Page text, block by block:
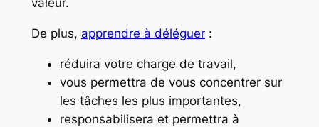
valeur.
De plus, apprendre à déléguer:
réduira votre charge de travail,
vous permettra de vous concentrer sur
les tâches les plus importantes,
responsabilisera et permettra à